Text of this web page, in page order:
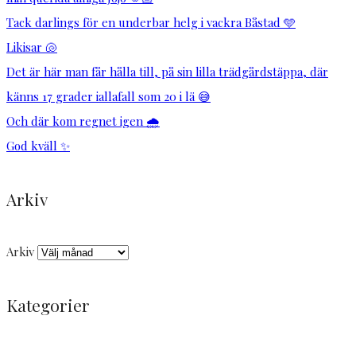
Tack darlings för en underbar helg i vackra Båstad 🩵
Likisar 🐚
Det är här man får hålla till, på sin lilla trädgårdstäppa, där
känns 17 grader iallafall som 20 i lä 😅
Och där kom regnet igen 🌧️
God kväll ✨
Arkiv
Arkiv
Kategorier